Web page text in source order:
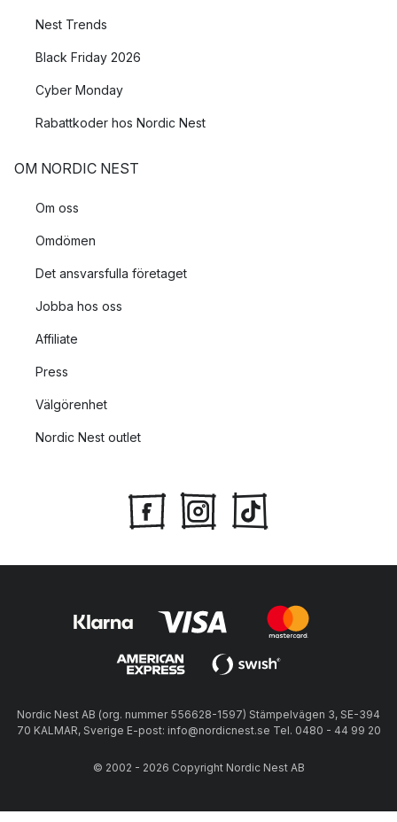
Nest Trends
Black Friday 2026
Cyber Monday
Rabattkoder hos Nordic Nest
OM NORDIC NEST
Om oss
Omdömen
Det ansvarsfulla företaget
Jobba hos oss
Affiliate
Press
Välgörenhet
Nordic Nest outlet
Nordic Nest AB (org. nummer 556628-1597) Stämpelvägen 3, SE-394
70 KALMAR, Sverige E-post: info@nordicnest.se Tel. 0480 - 44 99 20
© 2002 - 2026 Copyright Nordic Nest AB